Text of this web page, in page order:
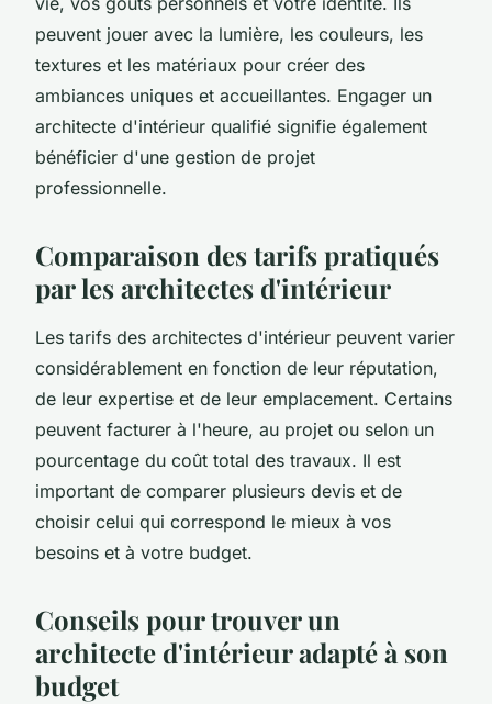
peuvent jouer avec la lumière, les couleurs, les
textures et les matériaux pour créer des
ambiances uniques et accueillantes. Engager un
architecte d'intérieur qualifié signifie également
bénéficier d'une gestion de projet
professionnelle.
Comparaison des tarifs pratiqués
par les architectes d'intérieur
Les tarifs des architectes d'intérieur peuvent varier
considérablement en fonction de leur réputation,
de leur expertise et de leur emplacement. Certains
peuvent facturer à l'heure, au projet ou selon un
pourcentage du coût total des travaux. Il est
important de comparer plusieurs devis et de
choisir celui qui correspond le mieux à vos
besoins et à votre budget.
Conseils pour trouver un
architecte d'intérieur adapté à son
budget